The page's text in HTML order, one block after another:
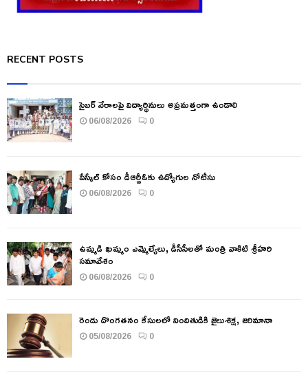
RECENT POSTS
సైబర్ నేరాలపై విద్యార్థినులు అప్రమత్తంగా ఉండాలి
06/08/2026 0
పేస్కేల్ కోసం డీఆర్డీఓకు ఉద్యోగుల నోటీసు
06/08/2026 0
ఉమ్మడి ఖమ్మం ఎమ్మెల్యేలు, డీసీసీలతో మంత్రి వాకిటి శ్రీహరి
సమావేశం
06/08/2026 0
రెండు దొంగతనం కేసులలో నిందితుడికి జైలుశిక్ష, జరిమానా
05/08/2026 0